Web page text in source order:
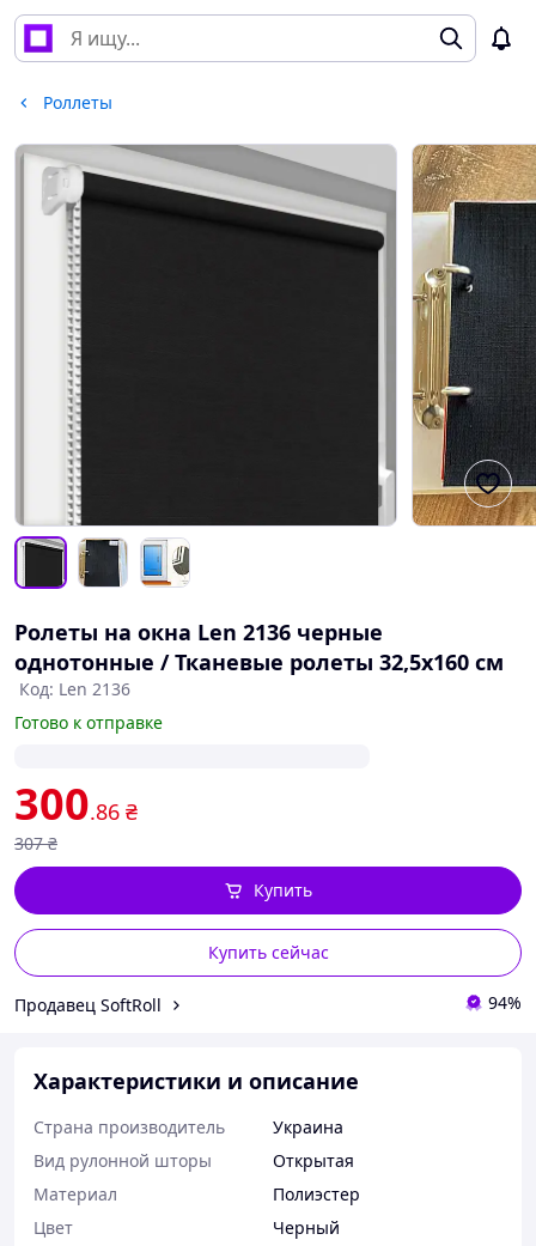
Роллеты
Ролеты на окна Len 2136 черные
однотонные / Тканевые ролеты 32,5х160 см
Код: Len 2136
Готово к отправке
300.86 ₴
307 ₴
Купить сейчас
Купить
Продавец SoftRoll 94%
Характеристики и описание
Страна производитель
Украина
Вид рулонной шторы
Открытая
Материал
Полиэстер
Цвет
Черный